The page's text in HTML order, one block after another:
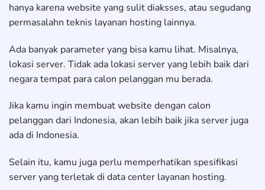
hanya karena website yang sulit diaksses, atau segudang
permasalahn teknis layanan hosting lainnya.
Ada banyak parameter yang bisa kamu lihat. Misalnya,
lokasi server. Tidak ada lokasi server yang lebih baik dari
negara tempat para calon pelanggan mu berada.
Jika kamu ingin membuat website dengan calon
pelanggan dari Indonesia, akan lebih baik jika server juga
ada di Indonesia.
Selain itu, kamu juga perlu memperhatikan spesifikasi
server yang terletak di data center layanan hosting.